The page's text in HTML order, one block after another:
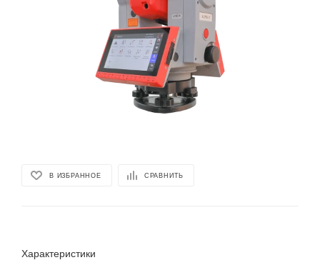
В ИЗБРАННОЕ СРАВНИТЬ
Характеристики